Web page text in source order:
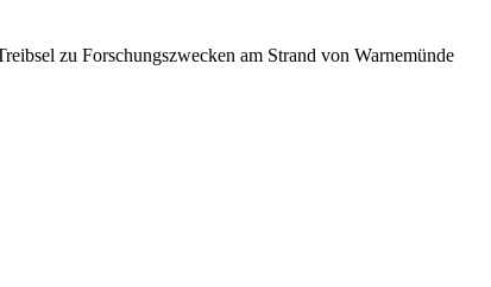
zu Forschungszwecken am Strand von Warnemünde